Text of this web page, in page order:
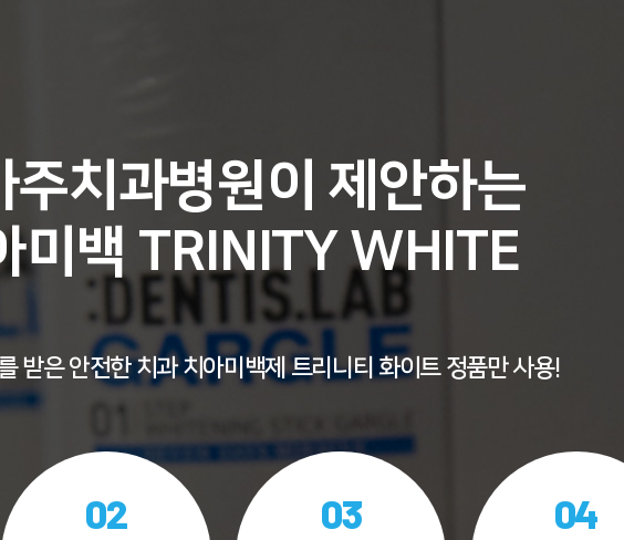
주치과병원이 제안하는
미백 TRINITY WHITE
받은 안전한 치과치아미백제 트리니티 화이트 정품만 사용!
02 03 04